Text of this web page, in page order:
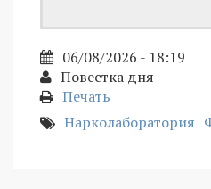
06/08/2026 - 18:19
Повестка дня
Печать
Нарколаборатория